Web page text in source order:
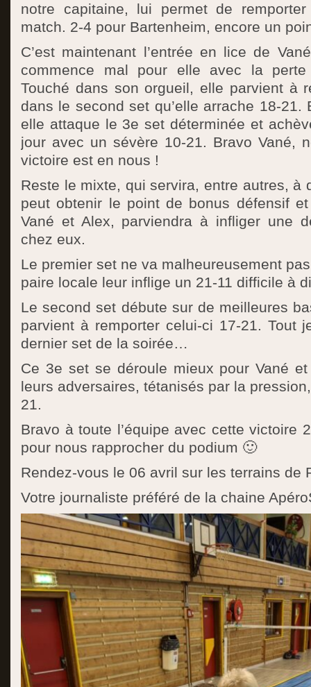
notre capitaine, lui permet de
match. 2-4 pour Bartenheim, encore un
C’est maintenant l’entrée en lice de
commence mal pour elle avec la
Touché dans son orgueil, elle parvient à
dans le second set qu’elle arrache 18-21.
elle attaque le 3e set déterminée et
jour avec un sévère 10-21. Bravo Vané,
victoire est en nous !
Reste le mixte, qui servira, entre autres, à
peut obtenir le point de bonus défensif
Vané et Alex, parviendra à infliger une
chez eux.
Le premier set ne va malheureusement
paire locale leur inflige un 21-11 difficile à
Le second set débute sur de meilleures
parvient à remporter celui-ci 17-21. Tout
dernier set de la soirée…
Ce 3e set se déroule mieux pour Vané
leurs adversaires, tétanisés par la
21.
Bravo à toute l’équipe avec cette victoire
pour nous rapprocher du podium 🙂
Rendez-vous le 06 avril sur les terrains
Votre journaliste préféré de la chaine